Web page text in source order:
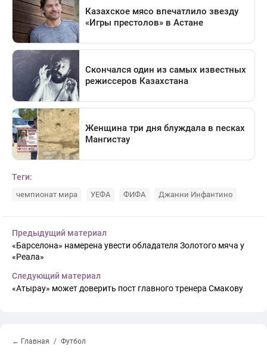
Теги:
чемпионат мира УЕФА ФИФА Джанни Инфантино
Предыдущий материал
«Барселона» намерена увести обладателя Золотого мяча у
«Реала»
Следующий материал
«Атырау» может доверить пост главного тренера Смакову
← Главная Футбол